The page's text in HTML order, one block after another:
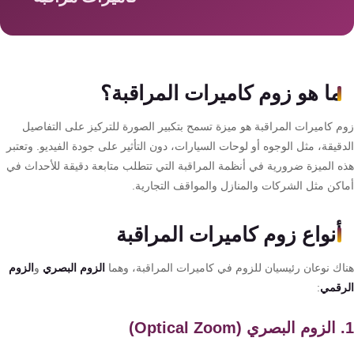
ما هو زوم كاميرات المراقبة؟
كاميرات المراقبة هو ميزة تسمح بتكبير الصورة للتركيز على التفاصيل
مثل الوجوه أو لوحات السيارات، دون التأثير على جودة الفيديو. وتعتبر
الميزة ضرورية في أنظمة المراقبة التي تتطلب متابعة دقيقة للأحداث في
مثل الشركات والمنازل والمواقف التجارية.
أنواع زوم كاميرات المراقبة
نوعان رئيسيان للزوم في كاميرات المراقبة، وهماالزوم البصري و الزوم
:
هوم
سيستم
حلول
أمنية
للشركات
بصمة
الحضور